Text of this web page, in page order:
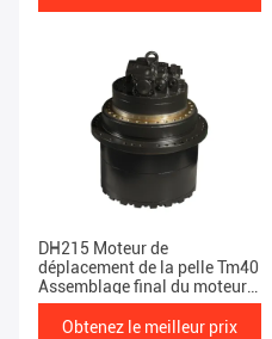
DH215 Moteur de
déplacement de la pelle Tm40
Assemblage final du moteur
du conducteur
Obtenez le meilleur prix